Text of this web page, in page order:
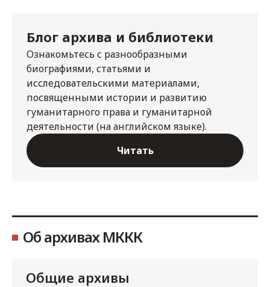
Блог архива и библиотеки
Ознакомьтесь с разнообразными
биографиями, статьями и
исследовательскими материалами,
посвященными истории и развитию
гуманитарного права и гуманитарной
деятельности (на английском языке).
Читать
Об архивах МККК
Общие архивы